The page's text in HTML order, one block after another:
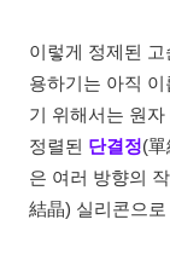
이렇게 정제된
용하기는 아직
기 위해서는 원
정렬된 단결정(
은 여러 방향의
結晶) 실리콘으